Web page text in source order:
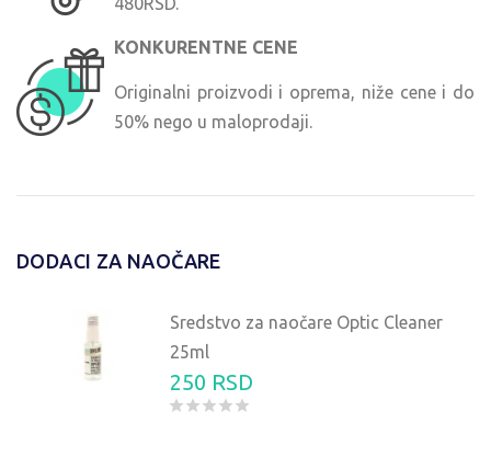
KONKURENTNE CENE
Originalni proizvodi i oprema, niže cene i do
50% nego u maloprodaji.
DODACI ZA NAOČARE
Sredstvo za naočare Optic Cleaner
25ml
250 RSD